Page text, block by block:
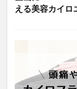
える美容カイロ